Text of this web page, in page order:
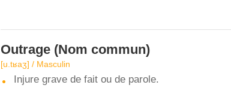
Outrage (Nom commun)
[u.tʁaʒ] / Masculin
Injure grave de fait ou de parole.